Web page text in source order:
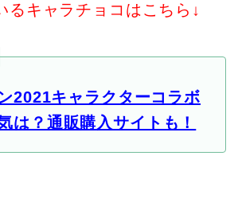
るキャラチョコはこちら↓
2021キャラクターコラボ
は？通販購入サイトも！